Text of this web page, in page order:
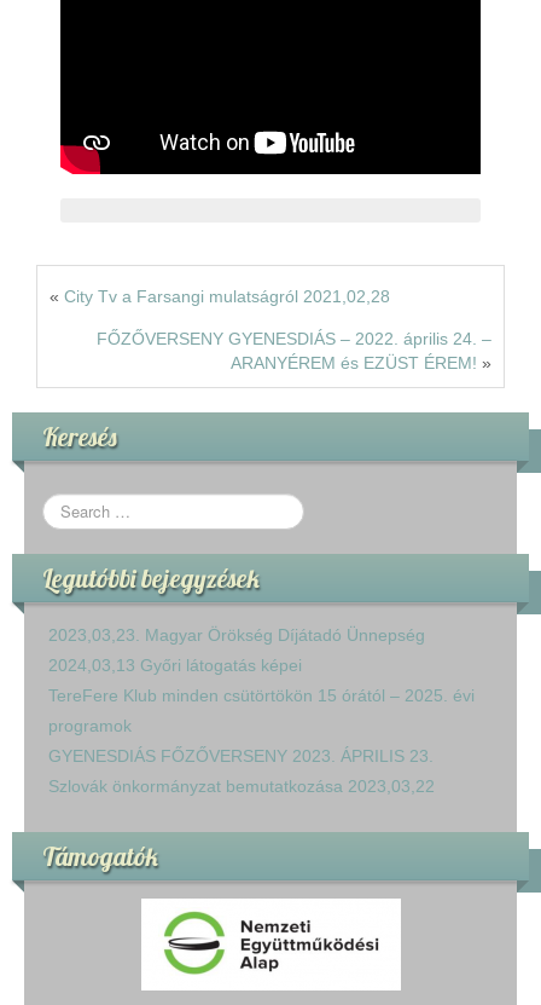
« City Tv a Farsangi mulatságról 2021,02,28
FŐZŐVERSENY GYENESDIÁS – 2022. április 24. –
ARANYÉREM és EZÜST ÉREM! »
Keresés
Legutóbbi bejegyzések
2023,03,23. Magyar Örökség Díjátadó Ünnepség
2024,03,13 Győri látogatás képei
TereFere Klub minden csütörtökön 15 órától – 2025. évi
programok
GYENESDIÁS FŐZŐVERSENY 2023. ÁPRILIS 23.
Szlovák önkormányzat bemutatkozása 2023,03,22
Támogatók